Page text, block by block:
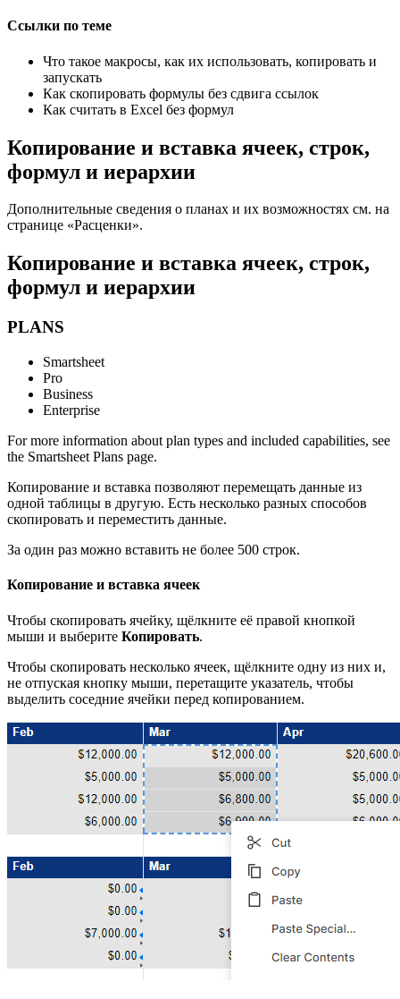
Ссылки по теме
Что такое макросы, как их использовать, копировать и
запускать
Как скопировать формулы без сдвига ссылок
Как считать в Excel без формул
Копирование и вставка ячеек, строк,
формул и иерархии
Дополнительные сведения о планах и их возможностях см. на
странице «Расценки».
Копирование и вставка ячеек, строк,
формул и иерархии
PLANS
Smartsheet
Pro
Business
Enterprise
For more information about plan types and included capabilities, see
the Smartsheet Plans page.
Копирование и вставка позволяют перемещать данные из
одной таблицы в другую. Есть несколько разных способов
скопировать и переместить данные.
За один раз можно вставить не более 500 строк.
Копирование и вставка ячеек
Чтобы скопировать ячейку, щёлкните её правой кнопкой
мыши и выберите Копировать.
Чтобы скопировать несколько ячеек, щёлкните одну из них и,
не отпуская кнопку мыши, перетащите указатель, чтобы
выделить соседние ячейки перед копированием.